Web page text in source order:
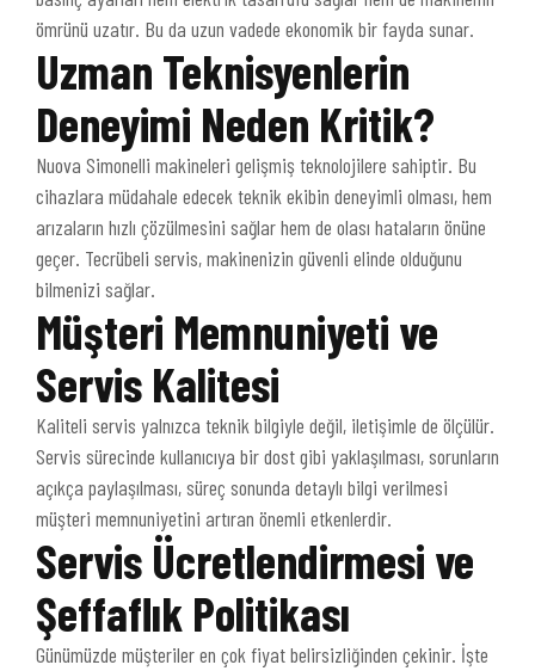
ömrünü uzatır. Bu da uzun vadede ekonomik bir fayda sunar.
Uzman Teknisyenlerin
Deneyimi Neden Kritik?
Nuova Simonelli makineleri gelişmiş teknolojilere sahiptir. Bu
cihazlara müdahale edecek teknik ekibin deneyimli olması, hem
arızaların hızlı çözülmesini sağlar hem de olası hataların önüne
geçer. Tecrübeli servis, makinenizin güvenli elinde olduğunu
bilmenizi sağlar.
Müşteri Memnuniyeti ve
Servis Kalitesi
Kaliteli servis yalnızca teknik bilgiyle değil, iletişimle de ölçülür.
Servis sürecinde kullanıcıya bir dost gibi yaklaşılması, sorunların
açıkça paylaşılması, süreç sonunda detaylı bilgi verilmesi
müşteri memnuniyetini artıran önemli etkenlerdir.
Servis Ücretlendirmesi ve
Şeffaflık Politikası
Günümüzde müşteriler en çok fiyat belirsizliğinden çekinir. İşte